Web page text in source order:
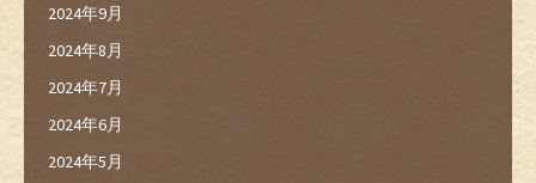
2024年9月
2024年8月
2024年7月
2024年6月
2024年5月